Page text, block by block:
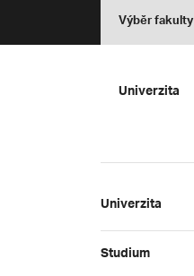
Výběr fakulty
Univerzita
Univerzita
Studium